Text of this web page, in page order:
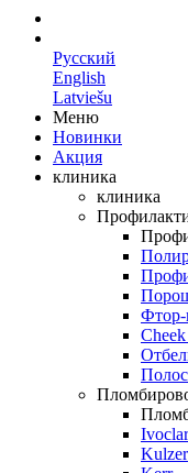
Русский
English
Latviešu
Меню
Новинки
Акция
клиника
клиника
Фтор-
Kulzer